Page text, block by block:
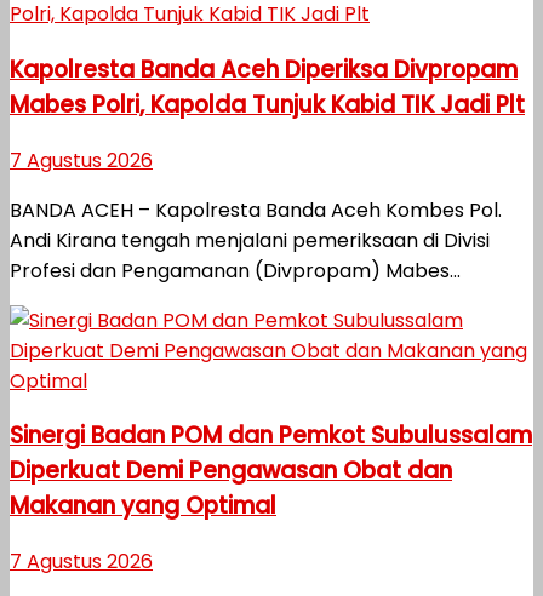
Kapolresta Banda Aceh Diperiksa Divpropam
Mabes Polri, Kapolda Tunjuk Kabid TIK Jadi Plt
7 Agustus 2026
BANDA ACEH – Kapolresta Banda Aceh Kombes Pol.
Andi Kirana tengah menjalani pemeriksaan di Divisi
Profesi dan Pengamanan (Divpropam) Mabes...
Sinergi Badan POM dan Pemkot Subulussalam
Diperkuat Demi Pengawasan Obat dan
Makanan yang Optimal
7 Agustus 2026